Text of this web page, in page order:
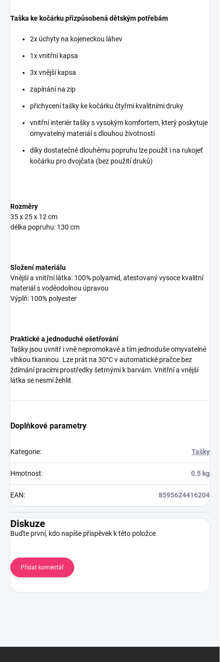
Taška ke kočárku přizpůsobená dětským potřebám
2x úchyty na kojeneckou láhev
1x vnitřní kapsa
3x vnější kapsa
zapínání na zip
přichycení tašky ke kočárku čtyřmi kvalitními druky
vnitřní interiér tašky s vysokým komfortem, který poskytuje
omyvatelný materiál s dlouhou životností
díky dostatečně dlouhému popruhu lze použít i na rukojeť
kočárku pro dvojčata (bez použití druků)
Rozměry
35 x 25 x 12 cm
délka popruhu: 130 cm
Složení materiálu
Vnější a vnitřní látka: 100% polyamid, atestovaný vysoce kvalitní
materiál s voděodolnou úpravou
Výplň: 100% polyester
Praktické a jednoduché ošetřování
Tašky jsou uvnitř i vně nepromokavé a tím jednoduše omyvatelné
vlhkou tkaninou. Lze prát na 30°C v automatické pračce bez
ždímání pracími prostředky šetrnými k barvám. Vnitřní a vnější
látka se nesmí žehlit.
Doplňkové parametry
Kategorie: Tašky
Hmotnost: 0.5 kg
EAN: 8595624416204
Diskuze
Buďte první, kdo napíše příspěvek k této položce.
Přidat komentář